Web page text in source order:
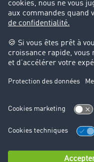
Mentions légales
Protection des données
Cookie-Einstellungen
Support